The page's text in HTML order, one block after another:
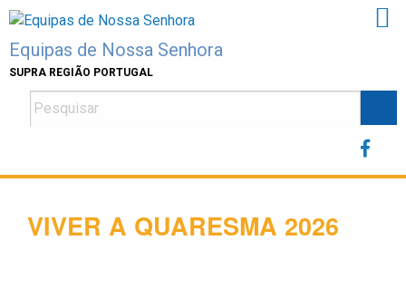
Skip
content
Equipas de Nossa Senhora
SUPRA REGIÃO PORTUGAL
VIVER A QUARESMA 2026